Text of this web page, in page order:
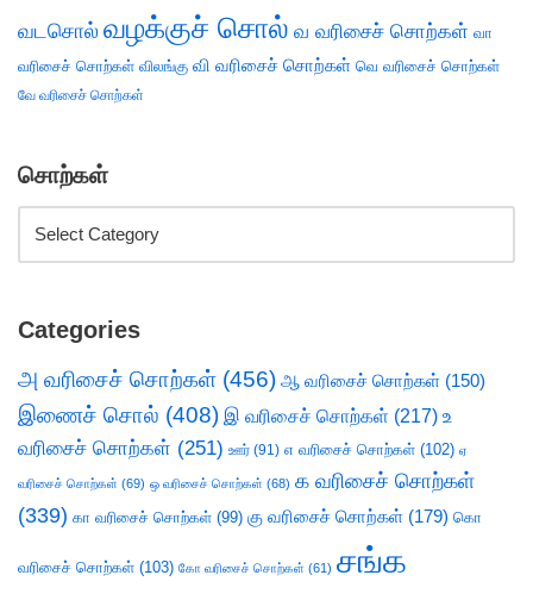
வடசொல் வழக்குச் சொல் வ வரிசைச் சொற்கள் வா
வரிசைச் சொற்கள் விலங்கு வி வரிசைச் சொற்கள் வெ வரிசைச் சொற்கள்
வே வரிசைச் சொற்கள்
சொற்கள்
Categories
அ வரிசைச் சொற்கள் (456) ஆ வரிசைச் சொற்கள் (150)
இணைச் சொல் (408) இ வரிசைச் சொற்கள் (217) உ
வரிசைச் சொற்கள் (251) ஊர் (91) எ வரிசைச் சொற்கள் (102) ஏ
வரிசைச் சொற்கள் (69) ஒ வரிசைச் சொற்கள் (68) க வரிசைச் சொற்கள்
(339) கா வரிசைச் சொற்கள் (99) கு வரிசைச் சொற்கள் (179) கொ
வரிசைச் சொற்கள் (103) கோ வரிசைச் சொற்கள் (61) சங்க